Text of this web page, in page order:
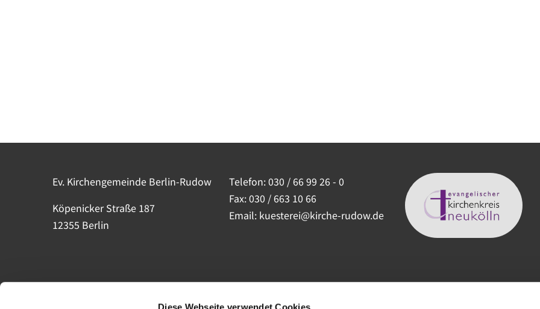
Diese Webseite verwendet Cookies
Ev. Kirchengemeinde Berlin-Rudow
Köpenicker Straße 187
12355 Berlin
Telefon:030 / 66 99 26 - 0
Fax: 030 / 663 10 66
Email: kuesterei@kirche-rudow.de